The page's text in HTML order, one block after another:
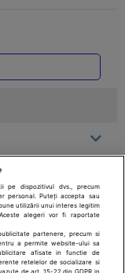
pe dispozitivul dvs., precum
personal. Puteți accepta sau
utilizării unui interes legitim
alegeri vor fi raportate
partenere, precum si
a permite website-ului sa
afisate in functie de
retelelor de socializare si
de art. 15-22 din GDPR in